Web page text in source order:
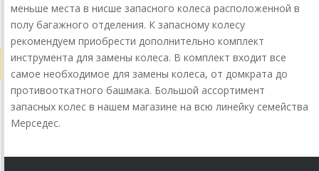
меньше места в нисше запасного колеса расположенной в
полу багажного отделения. К запасному колесу
рекомендуем приобрести дополнительно комплект
инструмента для замены колеса. В комплект входит все
самое необходимое для замены колеса, от домкрата до
противооткатного башмака. Большой ассортимент
запасных колес в нашем магазине на всю линейку семейства
Мерседес.